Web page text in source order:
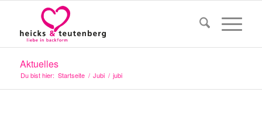
Aktuelles
Du bist hier: Startseite / Jubi / jubi